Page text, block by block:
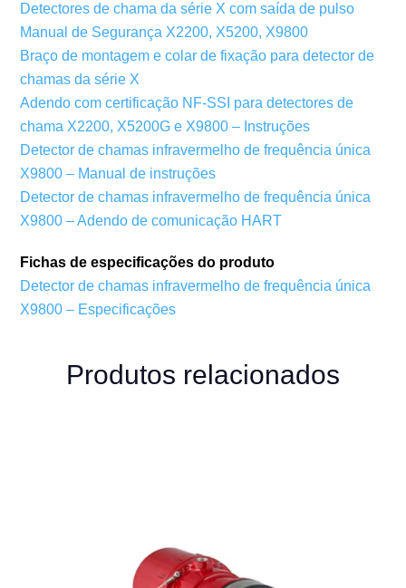
Detectores de chama da série X com saída de pulso
Manual de Segurança X2200, X5200, X9800
Braço de montagem e colar de fixação para detector de
chamas da série X
Adendo com certificação NF-SSI para detectores de
chama X2200, X5200G e X9800 – Instruções
Detector de chamas infravermelho de frequência única
X9800 – Manual de instruções
Detector de chamas infravermelho de frequência única
X9800 – Adendo de comunicação HART
Fichas de especificações do produto
Detector de chamas infravermelho de frequência única
X9800 – Especificações
Produtos relacionados